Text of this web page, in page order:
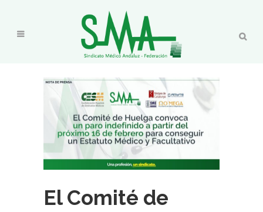
El Comité de